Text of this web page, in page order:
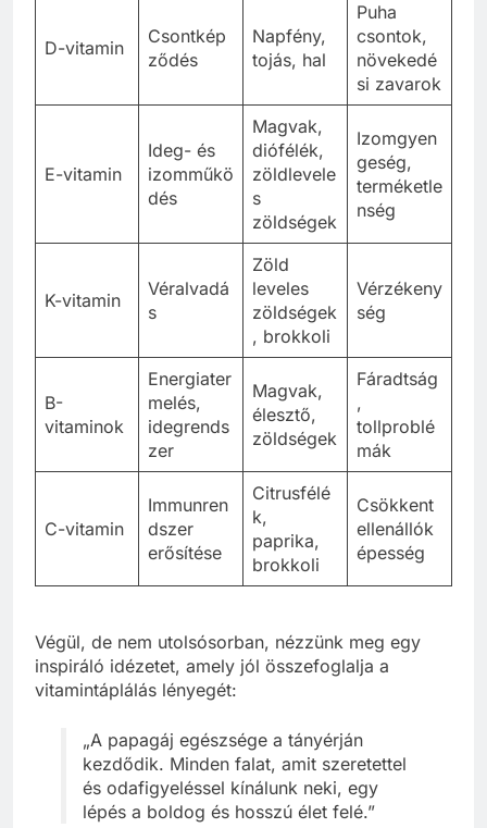
D-vitamin
Csontkép
ződés
Napfény,
tojás, hal
Puha
csontok,
növekedé
si zavarok
E-vitamin
Ideg- és
izomműkö
dés
Magvak,
diófélék,
zöldlevele
s
zöldségek
Izomgyen
geség,
terméketle
nség
K-vitamin
Véralvadá
s
Zöld
leveles
zöldségek
, brokkoli
Vérzékeny
ség
B-
vitaminok
Energiater
melés,
idegrends
zer
Magvak,
élesztő,
zöldségek
Fáradtság
,
tollproblé
mák
C-vitamin
Immunren
dszer
erősítése
Citrusfélé
k,
paprika,
brokkoli
Csökkent
ellenállók
épesség
Végül, de nem utolsósorban, nézzünk meg egy
inspiráló idézetet, amely jól összefoglalja a
vitamintáplálás lényegét:
„A papagáj egészsége a tányérján
kezdődik. Minden falat, amit szeretettel
és odafigyeléssel kínálunk neki, egy
lépés a boldog és hosszú élet felé.”